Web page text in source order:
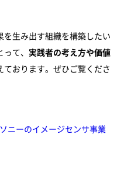
を生み出す組織を構築したい
て、 実践者の考え方や価値
ております。ぜひご覧くださ
ニーのイメージセンサ事業